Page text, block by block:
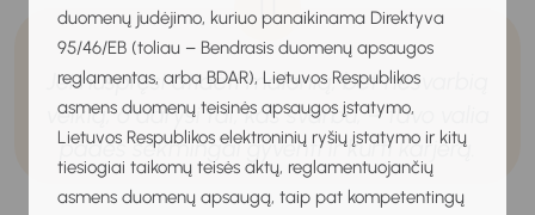
duomenų judėjimo, kuriuo panaikinama Direktyva
95/46/EB (toliau – Bendrasis duomenų apsaugos
reglamentas, arba BDAR), Lietuvos Respublikos
asmens duomenų teisinės apsaugos įstatymo,
Lietuvos Respublikos elektroninių ryšių įstatymo ir kitų
tiesiogiai taikomų teisės aktų, reglamentuojančių
asmens duomenų apsaugą, taip pat kompetentingų
Jei nuspręsi atidėti malonią, bet nesvarbią
veiklą, o darysi tai, kas svarbu, – tavo valia
padės sėkmingai gyventi ir kurti karjerą.